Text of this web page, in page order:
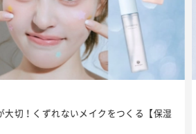
大切！くずれないメイクをつくる【保湿